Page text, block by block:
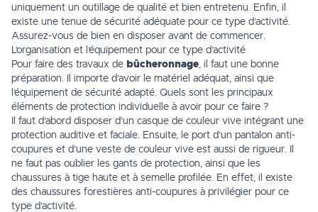
uniquement un outillage de qualité et bien entretenu. Enfin, il
existe une tenue de sécurité adéquate pour ce type d’activité.
Assurez-vous de bien en disposer avant de commencer.
L’organisation et l’équipement pour ce type d’activité
Pour faire des travaux de bûcheronnage , il faut une bonne
préparation. Il importe d’avoir le matériel adéquat, ainsi que
l’équipement de sécurité adapté. Quels sont les principaux
éléments de protection individuelle à avoir pour ce faire ?
Il faut d’abord disposer d’un casque de couleur vive intégrant une
protection auditive et faciale. Ensuite, le port d’un pantalon anti-
coupures et d’une veste de couleur vive est aussi de rigueur. Il
ne faut pas oublier les gants de protection, ainsi que les
chaussures à tige haute et à semelle profilée. En effet, il existe
des chaussures forestières anti-coupures à privilégier pour ce
type d’activité.